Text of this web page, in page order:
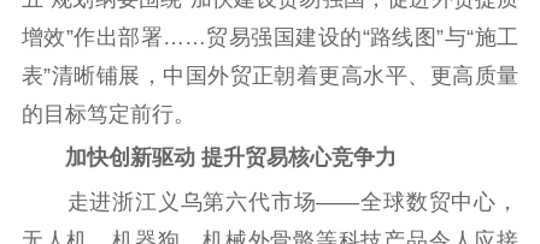
增效”作出部署……贸易强国建设的“路线图”与“施工
表”清晰铺展，中国外贸正朝着更高水平、更高质量
的目标笃定前行。
加快创新驱动 提升贸易核心竞争力
走进浙江义乌第六代市场——全球数贸中心，